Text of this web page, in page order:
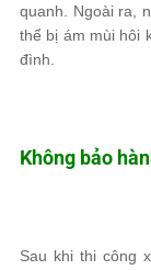
quanh. Ngoài ra,
thể bị ám mùi hôi
đình.
Không bảo
Sau khi thi công